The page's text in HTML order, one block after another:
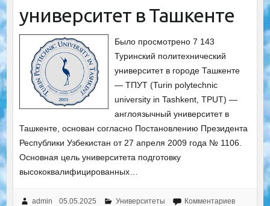
университет в Ташкенте
Было просмотрено 7 143
Туринский политехнический
университет в городе Ташкенте
— ТПУТ (Turin polytechnic
university in Tashkent, TPUT) —
англоязычный университет в
Ташкенте, основан согласно Постановлению Президента
Республики Узбекистан от 27 апреля 2009 года № 1106.
Основная цель университета подготовку
высококвалифицированных…
admin 05.05.2025 Университеты
Комментариев